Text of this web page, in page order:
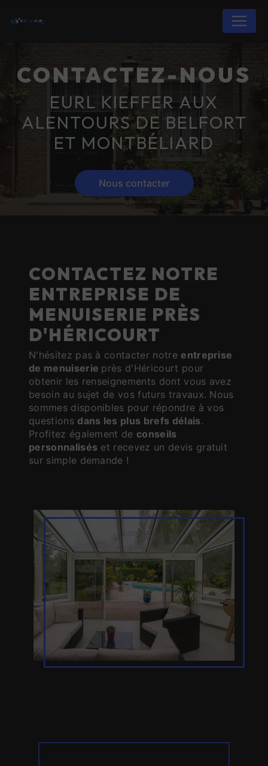
CONTACTEZ-NOUS
EURL KIEFFER AUX
ALENTOURS DE BELFORT
ET MONTBÉLIARD
Nous contacter
CONTACTEZ NOTRE
ENTREPRISE DE
MENUISERIE PRÈS
D'HÉRICOURT
N'hésitez pas à contacter notre entreprise
de menuiserie près d'Héricourt pour
obtenir les renseignements dont vous avez
besoin au sujet de vos futurs travaux. Nous
sommes disponibles pour répondre à vos
questions dans les plus brefs délais.
Profitez également de conseils
personnalisés et recevez un devis gratuit
sur simple demande !